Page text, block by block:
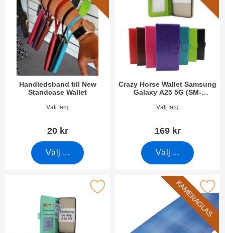
Handledsband till New
Standcase Wallet
Art. nr 40789Välj färg
20 kr
Välj ...
Crazy Horse Wallet Samsung
Galaxy A25 5G (SM-
Art. nr 49794Välj färg
169 kr
Välj ...
Wallet Samsung Galaxy A25 5G (SM-A256B/DS)
KAMERAGLAS
Makera härdat kameraglas Samsung